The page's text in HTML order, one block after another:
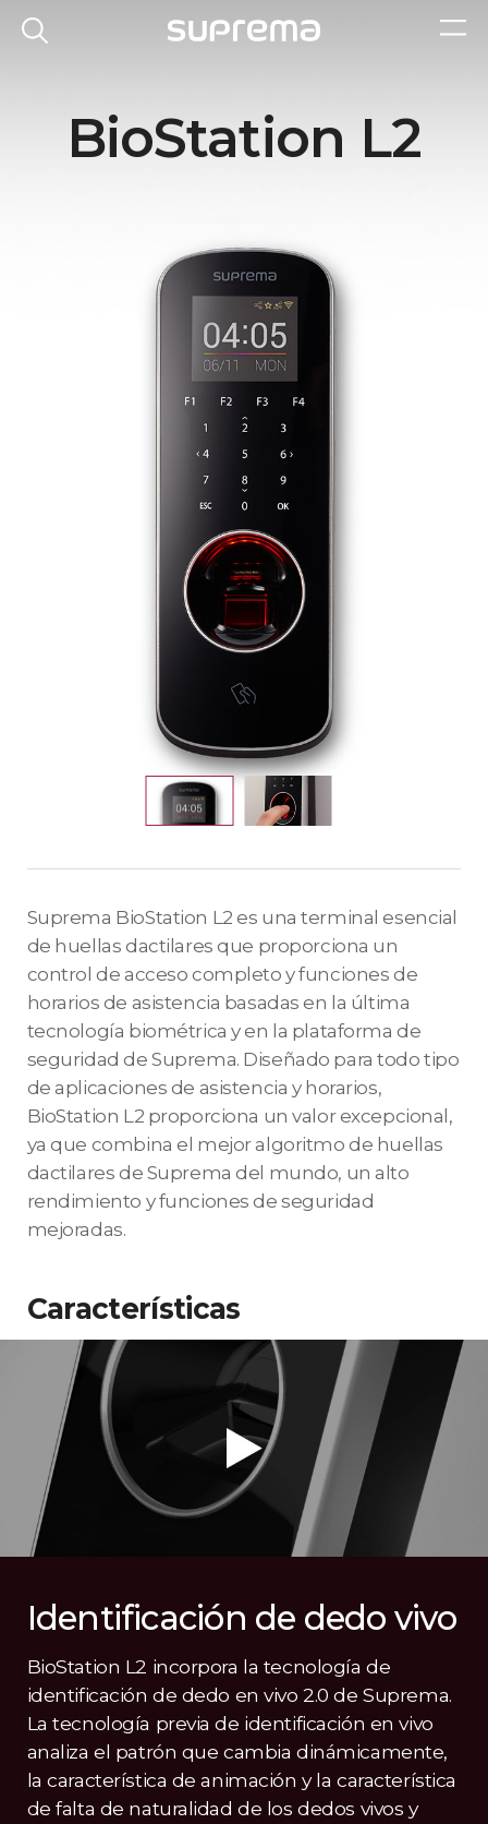
BioStation L2
Suprema BioStation L2 es una terminal esencial
de huellas dactilares que proporciona un
control de acceso completo y funciones de
horarios de asistencia basadas en la última
tecnología biométrica y en la plataforma de
seguridad de Suprema. Diseñado para todo tipo
de aplicaciones de asistencia y horarios,
BioStation L2 proporciona un valor excepcional,
ya que combina el mejor algoritmo de huellas
dactilares de Suprema del mundo, un alto
rendimiento y funciones de seguridad
mejoradas.
Características
Identificación de dedo vivo
BioStation L2 incorpora la tecnología de
identificación de dedo en vivo 2.0 de Suprema.
La tecnología previa de identificación en vivo
analiza el patrón que cambia dinámicamente,
la característica de animación y la característica
de falta de naturalidad de los dedos vivos y